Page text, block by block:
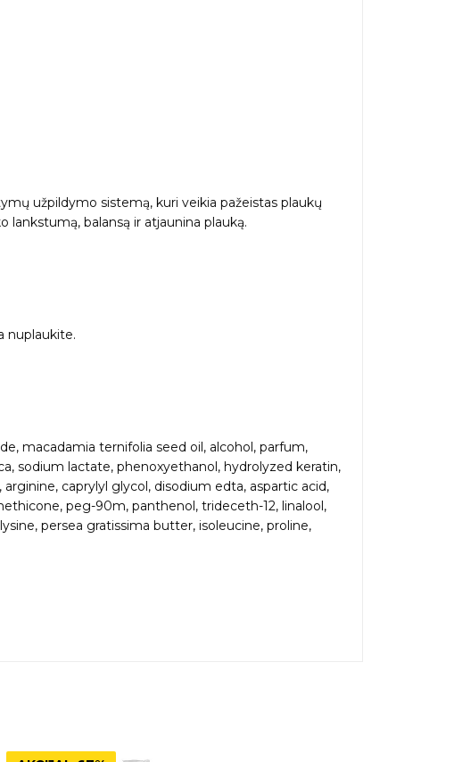
užpildymo sistemą, kuri veikia pažeistas plaukų
lankstumą, balansą ir atjaunina plauką.
nuplaukite.
macadamia ternifolia seed oil, alcohol, parfum,
sodium lactate, phenoxyethanol, hydrolyzed keratin,
caprylyl glycol, disodium edta, aspartic acid,
peg-90m, panthenol, trideceth-12, linalool,
persea gratissima butter, isoleucine, proline,